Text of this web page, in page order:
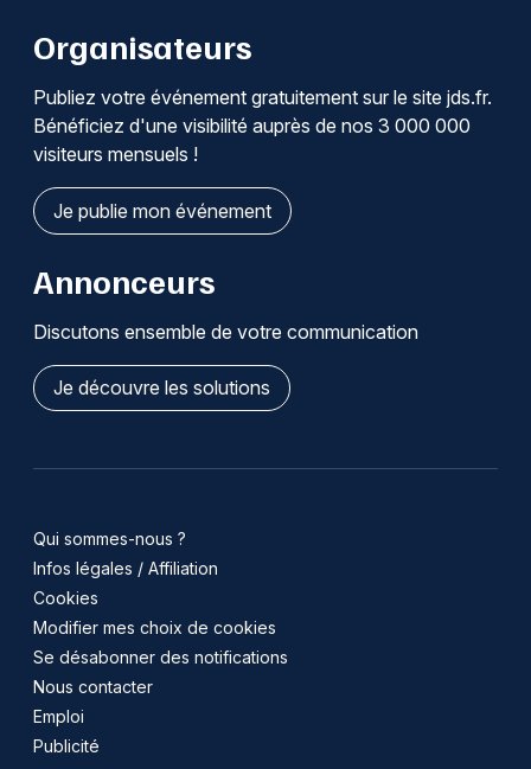
Organisateurs
Publiez votre événement gratuitement sur le site jds.fr.
Bénéficiez d'une visibilité auprès de nos 3 000 000
visiteurs mensuels !
Je publie mon événement
Annonceurs
Discutons ensemble de votre communication
Je découvre les solutions
Qui sommes-nous ?
Infos légales / Affiliation
Cookies
Modifier mes choix de cookies
Se désabonner des notifications
Nous contacter
Emploi
Publicité